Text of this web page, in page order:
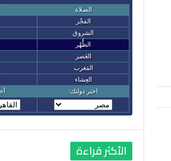
الأكثر قراءة